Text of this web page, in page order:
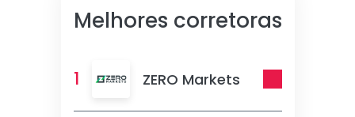
Melhores corretoras
1 ZERO Markets